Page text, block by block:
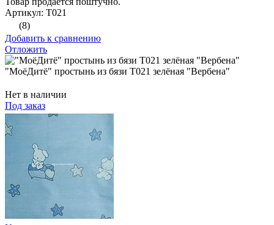
Артикул: Т021
(8)
Добавить к сравнению
Отложить
"МоёДитё" простынь из бязи Т021 зелёная "Вербена"
Нет в наличии
Под заказ